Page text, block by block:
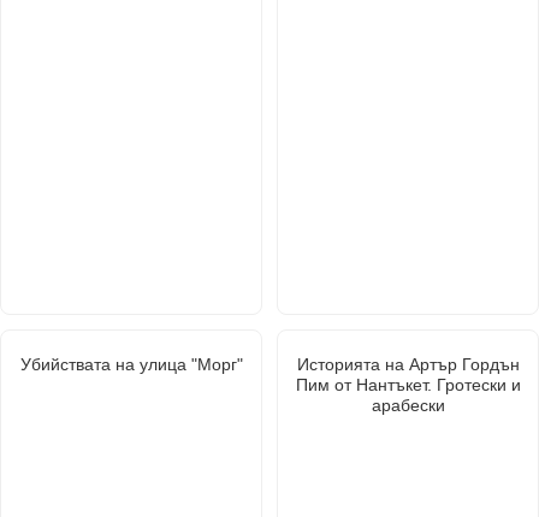
Убийствата на улица "Морг"
Историята на Артър Гордън
Пим от Нантъкет. Гротески и
арабески